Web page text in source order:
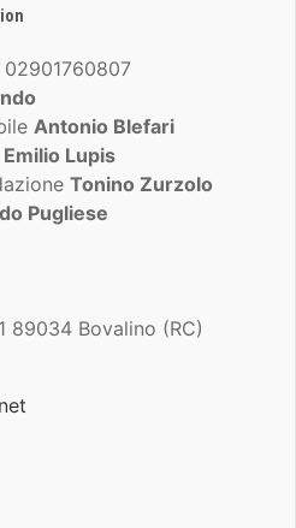
Antonio Blefari
Emilio Lupis
Tonino Zurzolo
Pugliese
89034 Bovalino (RC)